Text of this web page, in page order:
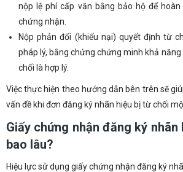
nộp lệ phí cấp văn bằng bảo hộ để
chứng nhận.
Nộp phản đối (khiếu nại) quyết định từ
pháp lý, bằng chứng chứng minh khả
chối là hợp lý.
Việc thực hiện theo hướng dẫn bên trên sẽ
vấn đề khi đơn đăng ký nhãn hiệu bị từ chối
Giấy chứng nhận đăng ký
bao lâu?
Hiệu lực sử dụng giấy chứng nhận đăng ký